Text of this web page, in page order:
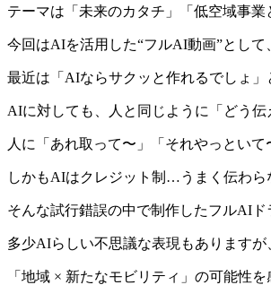
テーマは「未来のカタチ」「低空域事業
今回はAIを活用した“フルAI動画”として
最近は「AIならサクッと作れるでしょ」
AIに対しても、人と同じように「どう
人に「あれ取って〜」「それやっとい
しかもAIはクレジット制…うまく伝わら
そんな試行錯誤の中で制作したフルAI
多少AIらしい不思議な表現もあります
「地域 × 新たなモビリティ」の可能性